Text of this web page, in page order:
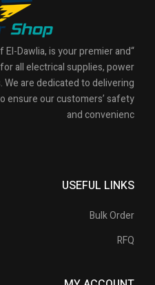
El-Dawlia, is your premier and
all electrical supplies, power
are dedicated to delivering
ensure our customers’ safety
and convenienc
USEFUL LINKS
Bulk Order
RFQ